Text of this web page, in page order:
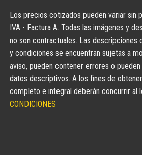
Los precios cotizados pueden variar sin
IVA - Factura A. Todas las imágenes y
no son contractuales. Las descripciones
y condiciones se encuentran sujetas a
aviso, pueden contener errores o
datos descriptivos. A los fines de
completo e integral deberán concurrir al
CONDICIONES